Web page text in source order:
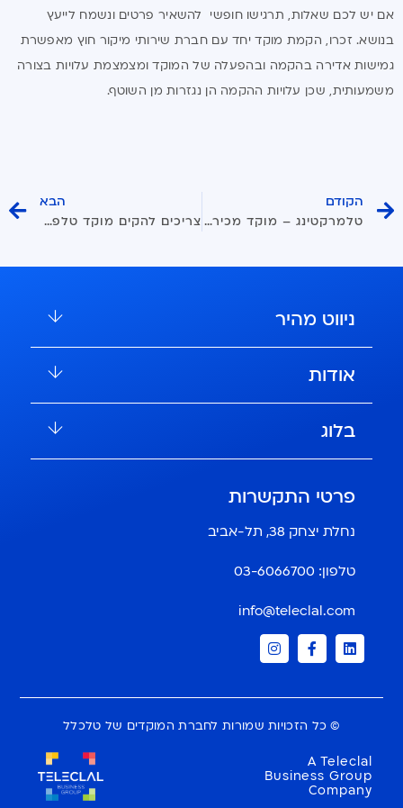
אם יש לכם שאלות, תרגישו חופשי להשאיר פרטים ונשמח לייעץ
בנושא. זכרו, הקמת מוקד יחד עם חברת שירותי מיקור חוץ מאפשרת
גמישות אדירה בהקמה ובהפעלה של המוקד ומצמצמת עלויות בצורה
משמעותית, שכן עלויות ההקמה הן נגזרות מן השוטף.
הקודם
טלמרקטינג – מוקד מכירות טלפוני – מבוא
הבא
צריכים להקים מוקד טלפוני חדש? המדריך הקצר
ניווט מהיר
אודות
בלוג
פרטי התקשרות
נחלת יצחק 38, תל-אביב
טלפון: 03-6066700
info@teleclal.com
© כל הזכויות שמורות לחברת המוקדים של טלכלל
A Teleclal
Business Group
Company